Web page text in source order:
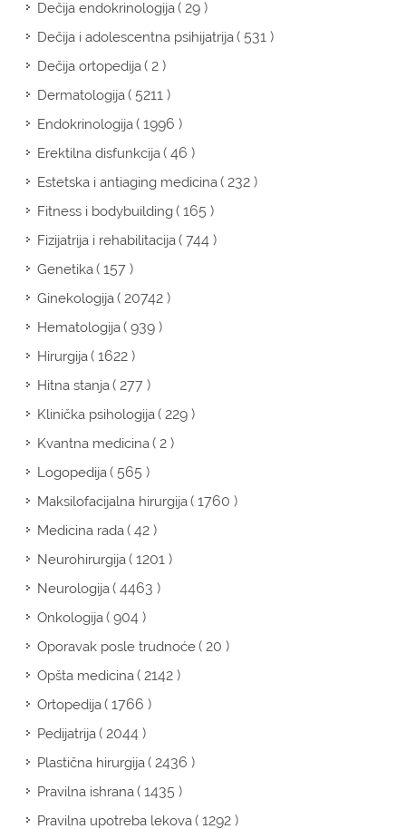
Dečija endokrinologija( 29 )
Dečija i adolescentna psihijatrija( 531 )
Dečija ortopedija( 2 )
Dermatologija( 5211 )
Endokrinologija( 1996 )
Erektilna disfunkcija( 46 )
Estetska i antiaging medicina( 232 )
Fitness i bodybuilding( 165 )
Fizijatrija i rehabilitacija( 744 )
Genetika( 157 )
Ginekologija( 20742 )
Hematologija( 939 )
Hirurgija( 1622 )
Hitna stanja( 277 )
Klinička psihologija( 229 )
Kvantna medicina( 2 )
Logopedija( 565 )
Maksilofacijalna hirurgija( 1760 )
Medicina rada( 42 )
Neurohirurgija( 1201 )
Neurologija( 4463 )
Onkologija( 904 )
Oporavak posle trudnoće( 20 )
Opšta medicina( 2142 )
Ortopedija( 1766 )
Pedijatrija( 2044 )
Plastična hirurgija( 2436 )
Pravilna ishrana( 1435 )
Pravilna upotreba lekova( 1292 )